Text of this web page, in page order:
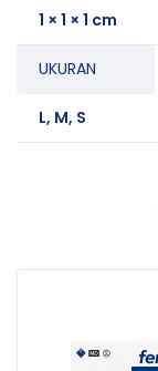
1 × 1 × 1 cm
UKURAN
L, M, S